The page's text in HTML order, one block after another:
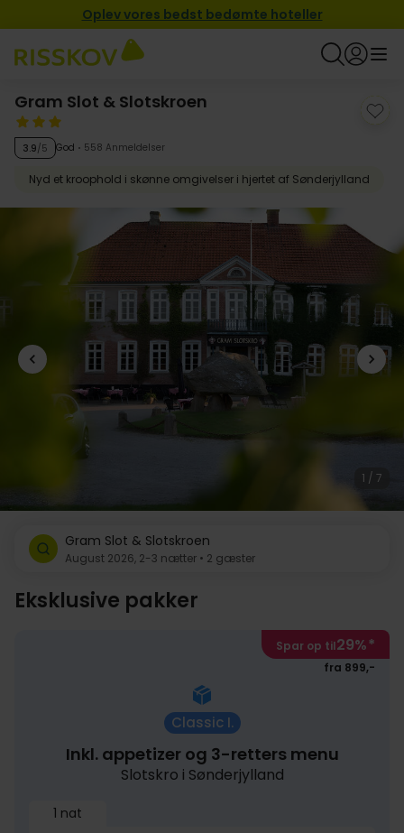
Oplev vores bedst bedømte hoteller
Gram Slot & Slotskroen
3.9/5 God 558 Anmeldelser
Nyd et kroophold i skønne omgivelser i hjertet af Sønderjylland
1 / 7
Gram Slot & Slotskroen
August 2026, 2-3 nætter • 2 gæster
Eksklusive pakker
Spar op til29%*
fra 899,-
Classic I.
Inkl. appetizer og 3-retters menu
Slotskro i Sønderjylland
1 nat